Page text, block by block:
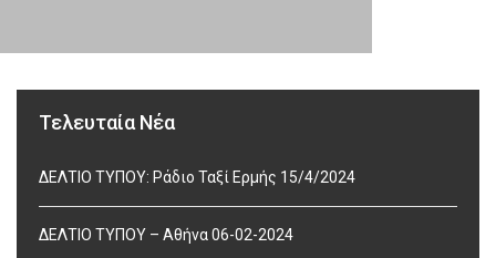
Τελευταία Νέα
ΔΕΛΤΙΟ ΤΥΠΟΥ: Ράδιο Ταξί Ερμής 15/4/2024
ΔΕΛΤΙΟ ΤΥΠΟΥ – Αθήνα 06-02-2024